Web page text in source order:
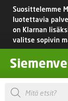
Siirry
sisältöön
Suosittelemme
luotettavia
on Klarnan
valitse sopivin
Products
search